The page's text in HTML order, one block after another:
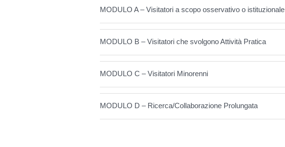
MODULO A – Visitatori a scopo osservativo o istituzionale
MODULO B – Visitatori che svolgono Attività Pratica
MODULO C – Visitatori Minorenni
MODULO D – Ricerca/Collaborazione Prolungata